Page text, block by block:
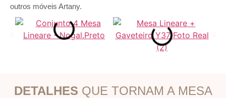
outros móveis Artany.
DETALHES QUE TORNAM A MESA